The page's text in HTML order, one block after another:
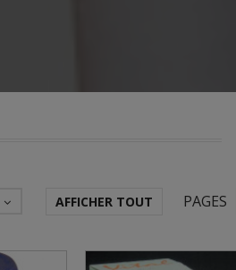
AFFICHER TOUT PAGES